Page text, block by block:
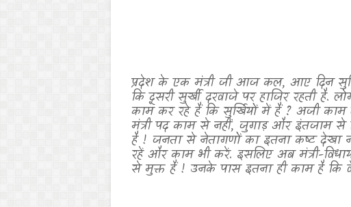
प्रदेश के एक मंत्री जी आज कल, आए दिन
कि दूसरी सुर्खी दरवाजे पर हाजिर रहती है.
काम कर रहे हैं कि सुर्खियों में हैं? अजी काम
मंत्री पद काम से नहीं,जुगाड़ और इंतजाम से
है ! जनता से नेतागणों का इतना कष्ट देखा
रहें और काम भी करें. इसलिए अब मंत्री-
से मुक्त हैं ! उनके पास इतना ही काम है